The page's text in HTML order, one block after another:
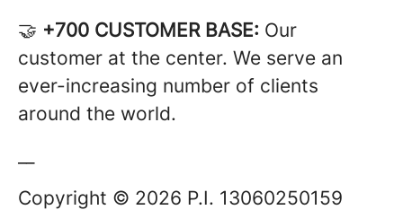
🤝 +700 CUSTOMER BASE: Our
customer at the center. We serve an
ever-increasing number of clients
around the world.
Copyright © 2026 P.I. 13060250159